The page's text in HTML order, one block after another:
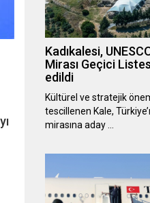
Kadıkalesi,
Mirası Geçici
edildi
Kültürel ve stratejik
tescillenen Kale,
mirasına aday …